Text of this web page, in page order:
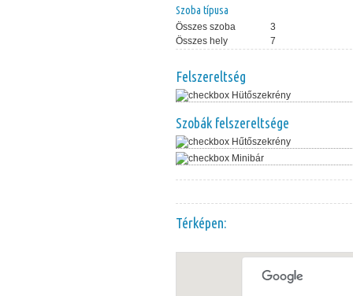
Szoba típusa
Összes szoba
3
Összes hely
7
Felszereltség
Hütőszekrény
Szobák felszereltsége
Hűtőszekrény
Minibár
Térképen: